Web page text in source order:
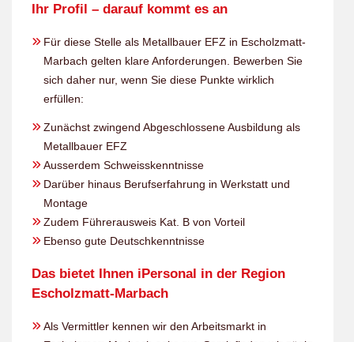
Ihr Profil – darauf kommt es an
Für diese Stelle als Metallbauer EFZ in Escholzmatt-
Marbach gelten klare Anforderungen. Bewerben Sie
sich daher nur, wenn Sie diese Punkte wirklich
erfüllen:
Zunächst zwingend Abgeschlossene Ausbildung als
Metallbauer EFZ
Ausserdem Schweisskenntnisse
Darüber hinaus Berufserfahrung in Werkstatt und
Montage
Zudem Führerausweis Kat. B von Vorteil
Ebenso gute Deutschkenntnisse
Das bietet Ihnen iPersonal in der Region
Escholzmatt-Marbach
Als Vermittler kennen wir den Arbeitsmarkt in